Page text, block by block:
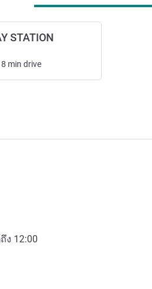
STATION
min drive
ง 12:00